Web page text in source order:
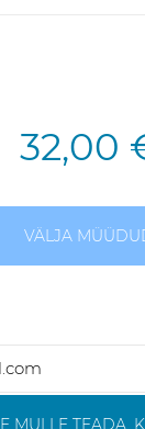
32,00
VÄLJA
MULLE TEADA,